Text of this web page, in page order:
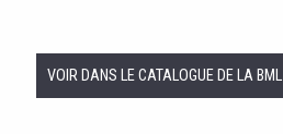
VOIR DANS LE CATALOGUE DE LA BML